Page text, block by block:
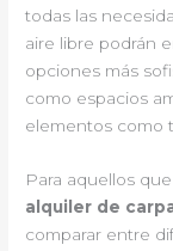
todas las
aire libre podrán
opciones más
como espacios
elementos como
Para aquellos
alquiler de
comparar entre